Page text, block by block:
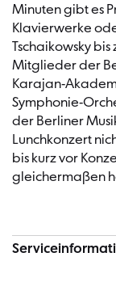
Minuten gibt es
Klavierwerke
Tschaikowsky
Mitglieder der
Karajan-
Symphonie-
der Berliner
Lunchkonzert
bis kurz vor
gleichermaßen